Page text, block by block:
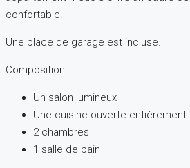
confortable.
Une place de garage est incluse.
Composition :
Un salon lumineux
Une cuisine ouverte entièrement
2 chambres
1 salle de bain